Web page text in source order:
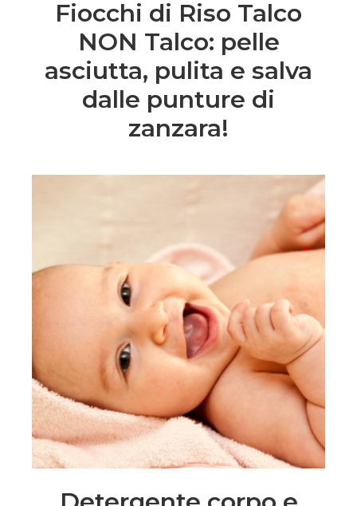
Fiocchi di Riso Talco
NON Talco: pelle
asciutta, pulita e salva
dalle punture di
zanzara!